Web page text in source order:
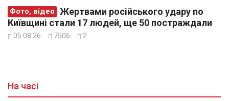
Фото, відео
Київщині стали 17 людей, ще 50 постраждали
05.08.26 7506 2
На часі